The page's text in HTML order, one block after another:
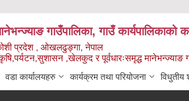
गाउँपालिका, गाउँ कार्यपालिकाको
प्रदेश , ओखलढुङ्गा, नेपाल
,खेलकुद र पूर्वधारःसमृद्ध मानेभन्ज्याङ
वडा कार्यालयहरु कार्यक्रम तथा परियोजना विधुतीय